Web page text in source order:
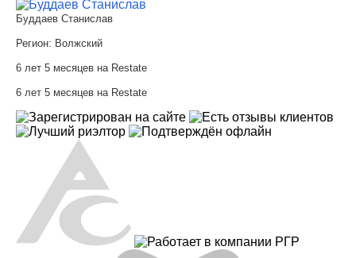
Буддаев Станислав
Регион: Волжский
6 лет 5 месяцев на Restate
6 лет 5 месяцев на Restate